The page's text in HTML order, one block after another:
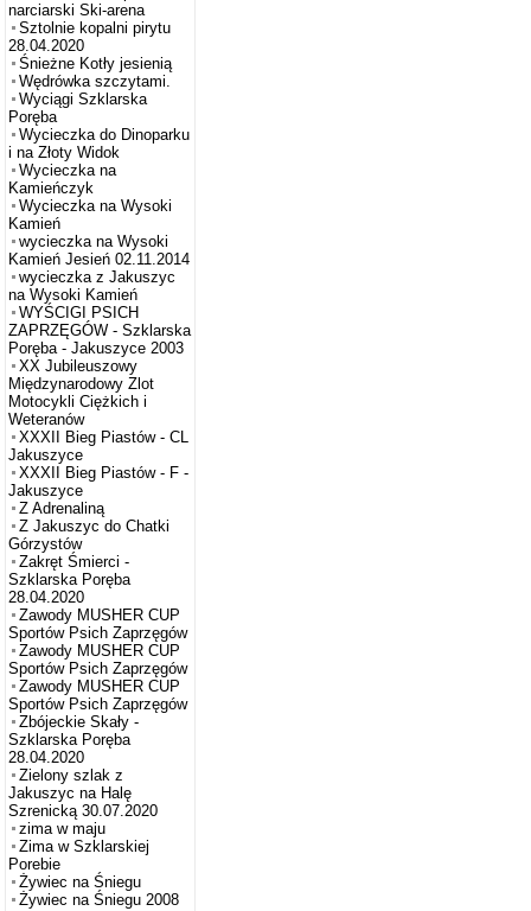
narciarski Ski-arena
Sztolnie kopalni pirytu
28.04.2020
Śnieżne Kotły jesienią
Wędrówka szczytami.
Wyciągi Szklarska
Poręba
Wycieczka do Dinoparku
i na Złoty Widok
Wycieczka na
Kamieńczyk
Wycieczka na Wysoki
Kamień
wycieczka na Wysoki
Kamień Jesień 02.11.2014
wycieczka z Jakuszyc
na Wysoki Kamień
WYŚCIGI PSICH
ZAPRZĘGÓW - Szklarska
Poręba - Jakuszyce 2003
XX Jubileuszowy
Międzynarodowy Zlot
Motocykli Ciężkich i
Weteranów
XXXII Bieg Piastów - CL
Jakuszyce
XXXII Bieg Piastów - F -
Jakuszyce
Z Adrenaliną
Z Jakuszyc do Chatki
Górzystów
Zakręt Śmierci -
Szklarska Poręba
28.04.2020
Zawody MUSHER CUP
Sportów Psich Zaprzęgów
Zawody MUSHER CUP
Sportów Psich Zaprzęgów
Zawody MUSHER CUP
Sportów Psich Zaprzęgów
Zbójeckie Skały -
Szklarska Poręba
28.04.2020
Zielony szlak z
Jakuszyc na Halę
Szrenicką 30.07.2020
zima w maju
Zima w Szklarskiej
Porebie
Żywiec na Śniegu
Żywiec na Śniegu 2008